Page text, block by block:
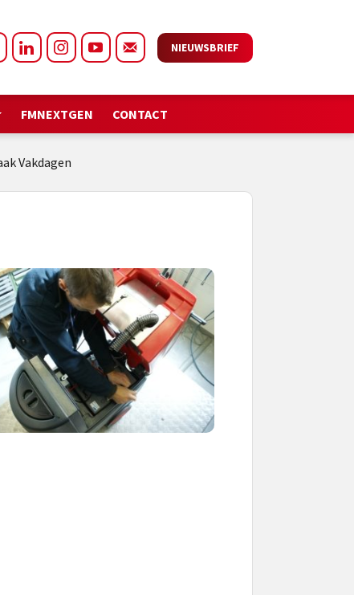
NIEUWSBRIEF
FMNEXTGEN CONTACT
Vakdagen